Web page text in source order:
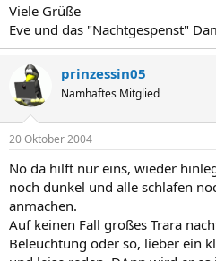
Viele Grüße
Eve und das "Nachtgespenst"
prinzessin05
Namhaftes Mitglied
20 Oktober 2004
Nö da hilft nur eins, wieder
noch dunkel und alle schlafen
anmachen.
Auf keinen Fall großes Trara
Beleuchtung oder so, lieber ein